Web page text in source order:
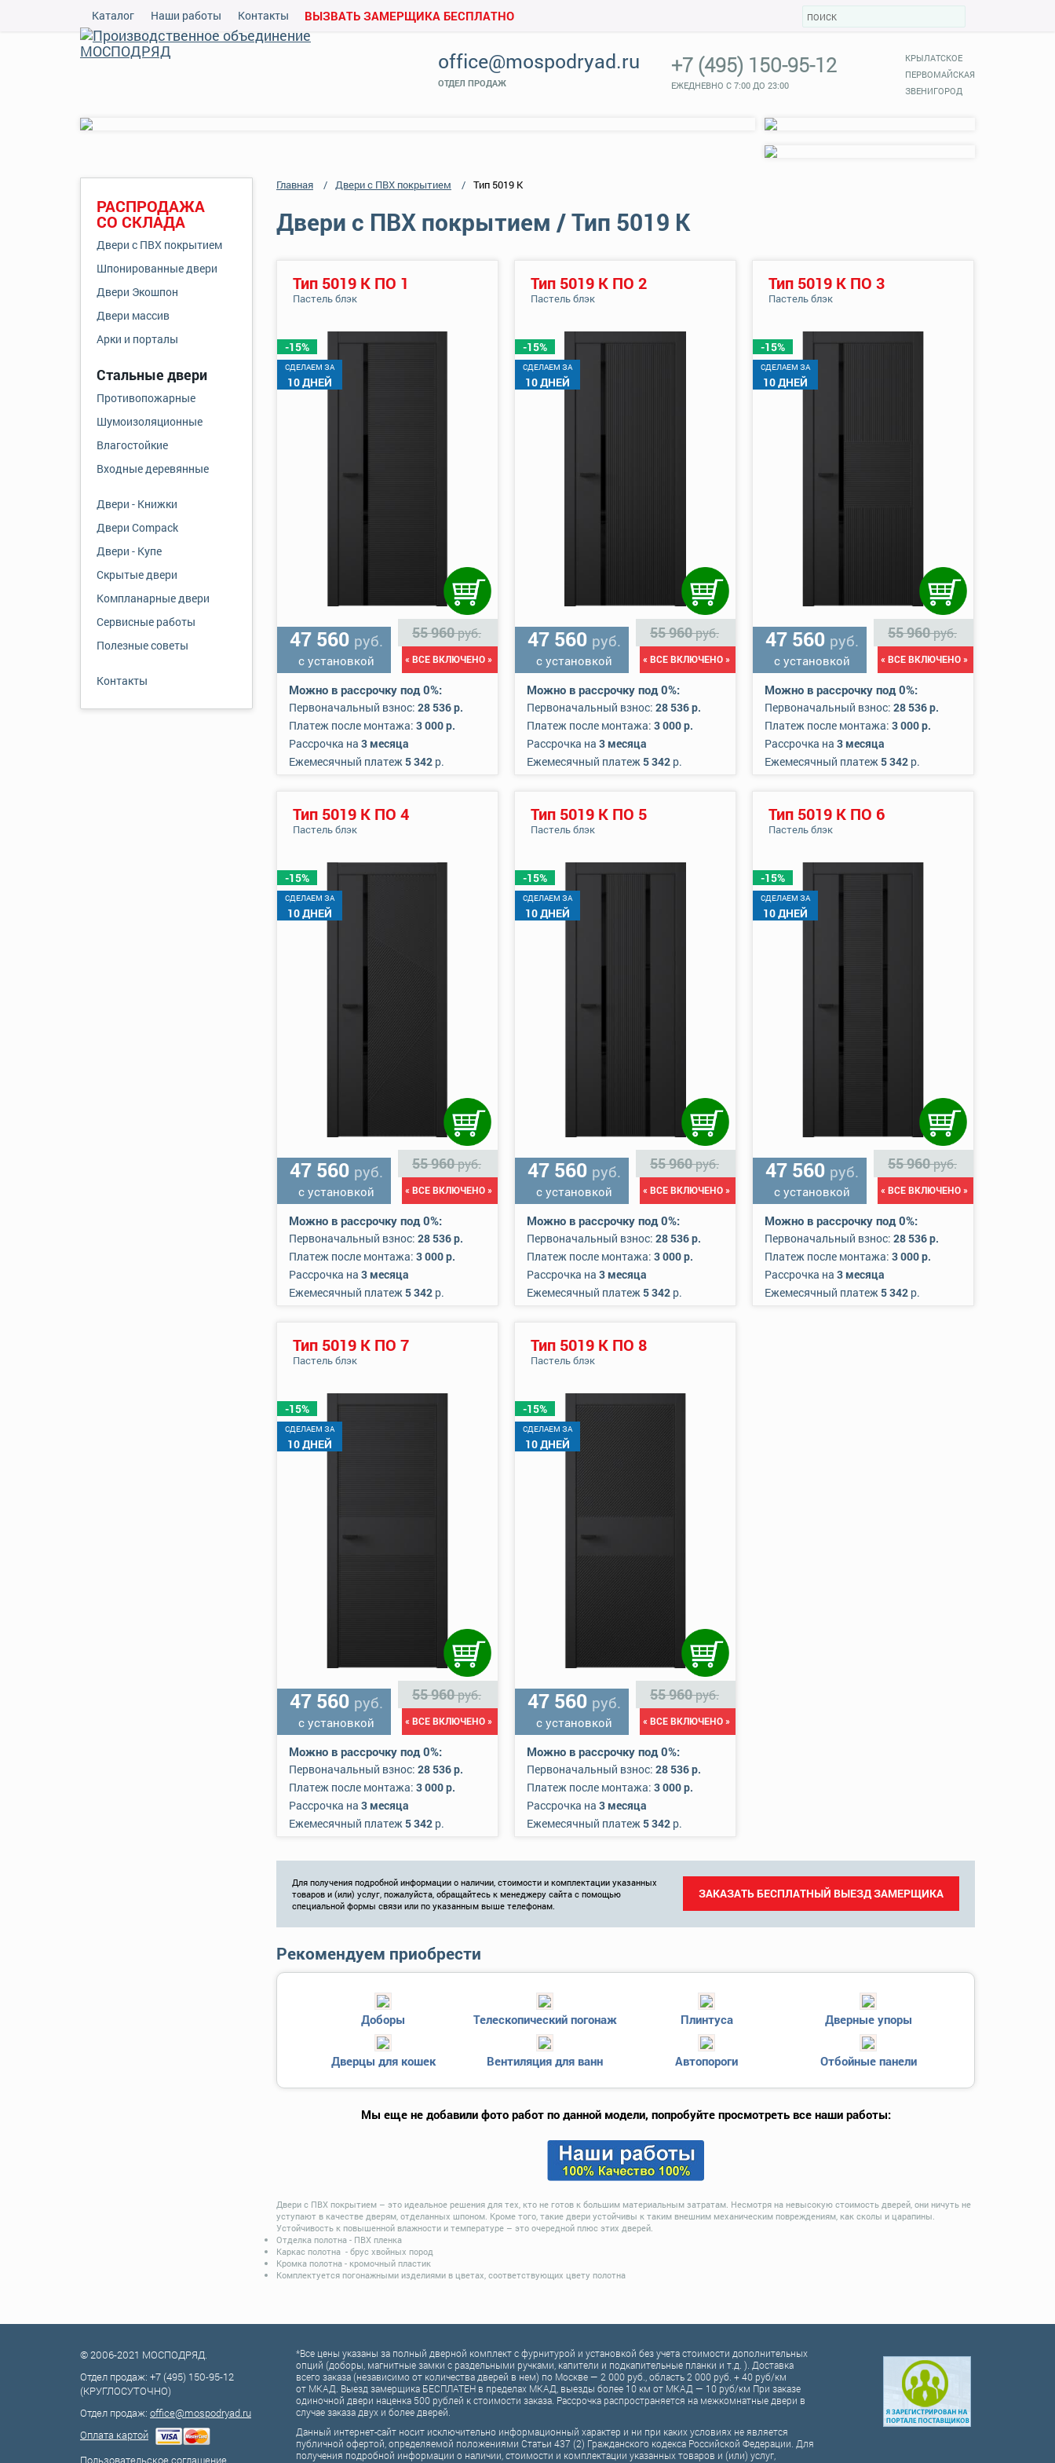
Каталог Наши работы Контакты ВЫЗВАТЬ ЗАМЕРЩИКА БЕСПЛАТНО
КРЫЛАТСКОЕ
ПЕРВОМАЙСКАЯ
ЗВЕНИГОРОД
+7 (495) 150-95-12
ЕЖЕДНЕВНО С 7:00 ДО 23:00
office@mospodryad.ru
ОТДЕЛ ПРОДАЖ
РАСПРОДАЖА
СО СКЛАДА
Двери с ПВХ покрытием
Шпонированные двери
Двери Экошпон
Двери массив
Арки и порталы
Стальные двери
Противопожарные
Шумоизоляционные
Влагостойкие
Входные деревянные
Двери - Книжки
Двери Compack
Двери - Купе
Скрытые двери
Компланарные двери
Сервисные работы
Полезные советы
Контакты
Главная Двери с ПВХ покрытием Тип 5019 К
Двери с ПВХ покрытием / Тип 5019 К
-15%
CДЕЛАЕМ ЗА
10 ДНЕЙ
Тип 5019 К ПО 1
Пастель блэк
47 560 руб.
с установкой
55 960руб.
« ВСЕ ВКЛЮЧЕНО »
Можно в рассрочку под 0%:
Первоначальный взнос: 28 536 р.
Платеж после монтажа: 3 000 р.
Рассрочка на 3 месяца
Ежемесячный платеж5 342 р.
-15%
CДЕЛАЕМ ЗА
10 ДНЕЙ
Тип 5019 К ПО 2
Пастель блэк
47 560 руб.
с установкой
55 960руб.
« ВСЕ ВКЛЮЧЕНО »
Можно в рассрочку под 0%:
Первоначальный взнос: 28 536 р.
Платеж после монтажа: 3 000 р.
Рассрочка на 3 месяца
Ежемесячный платеж5 342 р.
-15%
CДЕЛАЕМ ЗА
10 ДНЕЙ
Тип 5019 К ПО 3
Пастель блэк
47 560 руб.
с установкой
55 960руб.
« ВСЕ ВКЛЮЧЕНО »
Можно в рассрочку под 0%:
Первоначальный взнос: 28 536 р.
Платеж после монтажа: 3 000 р.
Рассрочка на 3 месяца
Ежемесячный платеж5 342 р.
-15%
CДЕЛАЕМ ЗА
10 ДНЕЙ
Тип 5019 К ПО 4
Пастель блэк
47 560 руб.
с установкой
55 960руб.
« ВСЕ ВКЛЮЧЕНО »
Можно в рассрочку под 0%:
Первоначальный взнос: 28 536 р.
Платеж после монтажа: 3 000 р.
Рассрочка на 3 месяца
Ежемесячный платеж5 342 р.
-15%
CДЕЛАЕМ ЗА
10 ДНЕЙ
Тип 5019 К ПО 5
Пастель блэк
47 560 руб.
с установкой
55 960руб.
« ВСЕ ВКЛЮЧЕНО »
Можно в рассрочку под 0%:
Первоначальный взнос: 28 536 р.
Платеж после монтажа: 3 000 р.
Рассрочка на 3 месяца
Ежемесячный платеж5 342 р.
-15%
CДЕЛАЕМ ЗА
10 ДНЕЙ
Тип 5019 К ПО 6
Пастель блэк
47 560 руб.
с установкой
55 960руб.
« ВСЕ ВКЛЮЧЕНО »
Можно в рассрочку под 0%:
Первоначальный взнос: 28 536 р.
Платеж после монтажа: 3 000 р.
Рассрочка на 3 месяца
Ежемесячный платеж5 342 р.
-15%
CДЕЛАЕМ ЗА
10 ДНЕЙ
Тип 5019 К ПО 7
Пастель блэк
47 560 руб.
с установкой
55 960руб.
« ВСЕ ВКЛЮЧЕНО »
Можно в рассрочку под 0%:
Первоначальный взнос: 28 536 р.
Платеж после монтажа: 3 000 р.
Рассрочка на 3 месяца
Ежемесячный платеж5 342 р.
-15%
CДЕЛАЕМ ЗА
10 ДНЕЙ
Тип 5019 К ПО 8
Пастель блэк
47 560 руб.
с установкой
55 960руб.
« ВСЕ ВКЛЮЧЕНО »
Можно в рассрочку под 0%:
Первоначальный взнос: 28 536 р.
Платеж после монтажа: 3 000 р.
Рассрочка на 3 месяца
Ежемесячный платеж5 342 р.
ЗАКАЗАТЬ БЕСПЛАТНЫЙ ВЫЕЗД ЗАМЕРЩИКА
Для получения подробной информации о наличии, стоимости и комплектации указанных
товаров и (или) услуг, пожалуйста, обращайтесь к менеджеру сайта с помощью
специальной формы связи или по указанным выше телефонам.
Рекомендуем приобрести
Доборы Телескопический погонаж Плинтуса Дверные упоры
Дверцы для кошек Вентиляция для ванн Автопороги Отбойные панели
Мы еще не добавили фото работ по данной модели, попробуйте просмотреть все наши работы:
Двери с ПВХ покрытием – это идеальное решения для тех, кто не готов к большим материальным затратам. Несмотря на невысокую стоимость дверей, они ничуть не
уступают в качестве дверям, отделанных шпоном. Кроме того, такие двери устойчивы к таким внешним механическим повреждениям, как сколы и царапины.
Устойчивость к повышенной влажности и температуре – это очередной плюс этих дверей.
Отделка полотна - ПВХ пленка
Каркас полотна - брус хвойных пород
Кромка полотна - кромочный пластик
Комплектуется погонажными изделиями в цветах, соответствующих цвету полотна
© 2006-2021 МОСПОДРЯД.
Отдел продаж: +7 (495) 150-95-12
(КРУГЛОСУТОЧНО)
Отдел продаж: office@mospodryad.ru
Оплата картой
Пользовательское соглашение
*Все цены указаны за полный дверной комплект c фурнитурой и установкой без учета стоимости дополнительных
опций (доборы, магнитные замки с раздельными ручками, капители и подкапительные планки и т.д. ). Доставка
всего заказа (независимо от количества дверей в нем) по Москве — 2 000 руб., область 2 000 руб. + 40 руб/км
от МКАД. Выезд замерщика БЕСПЛАТЕН в пределах МКАД, выезды более 10 км от МКАД — 10 руб/км При заказе
одиночной двери наценка 500 рублей к стоимости заказа. Рассрочка распространяется на межкомнатные двери в
случае заказа двух и более дверей.
Данный интернет-сайт носит исключительно информационный характер и ни при каких условиях не является
публичной офертой, определяемой положениями Статьи 437 (2) Гражданского кодекса Российской Федерации. Для
получения подробной информации о наличии, стоимости и комплектации указанных товаров и (или) услуг,